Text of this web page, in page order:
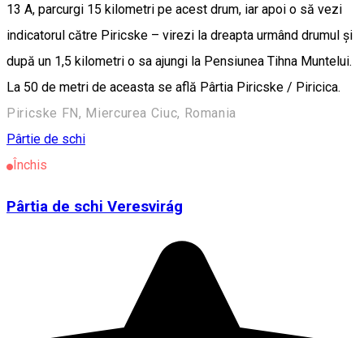
13 A, parcurgi 15 kilometri pe acest drum, iar apoi o să vezi
indicatorul către Piricske – virezi la dreapta urmând drumul și
după un 1,5 kilometri o sa ajungi la Pensiunea Tihna Muntelui.
La 50 de metri de aceasta se află Pârtia Piricske / Piricica.
Piricske FN, Miercurea Ciuc, Romania
Pârtie de schi
Închis
Pârtia de schi Veresvirág